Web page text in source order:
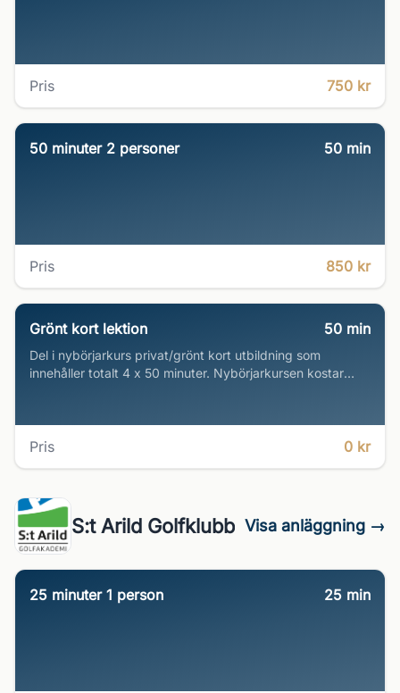
Pris 750 kr
50 minuter 2 personer 50 min
Pris 850 kr
Grönt kort lektion 50 min
Del i nybörjarkurs privat/grönt kort utbildning som
innehåller totalt 4 x 50 minuter. Nybörjarkursen kostar
Pris 0 kr
S:t Arild Golfklubb Visa anläggning →
25 minuter 1 person 25 min